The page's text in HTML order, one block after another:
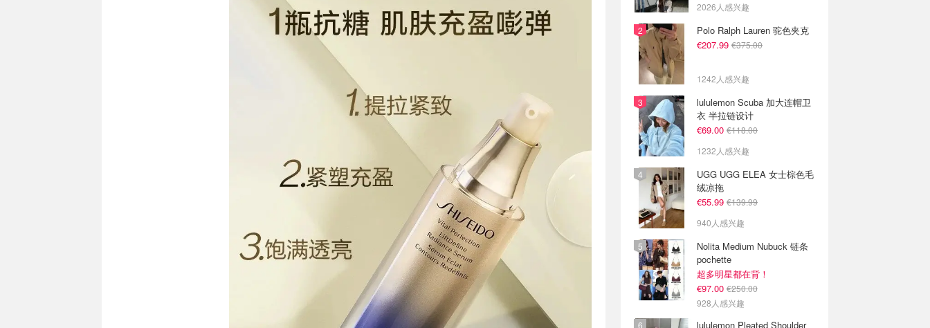
2026人感兴趣
Polo Ralph Lauren 驼色夹克
€207.99 €375.00
1242人感兴趣
lululemon Scuba 加大连帽卫
衣 半拉链设计
€69.00 €118.00
1232人感兴趣
UGG UGG ELEA 女士棕色毛
绒凉拖
€55.99 €139.99
940人感兴趣
Nolita Medium Nubuck 链条
pochette
超多明星都在背！
€97.00 €250.00
928人感兴趣
lululemon Pleated Shoulder